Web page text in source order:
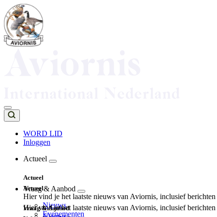
Overslaan
en
naar
de
inhoud
Top
navigation
WORD LID
Inloggen
navigation
Actueel
Actueel
Hier vind je het laatste nieuws van Aviornis, inclusief
Nieuws
Evenementen
Actueel
Hier vind je het laatste nieuws van Aviornis, inclusief
Vraag & Aanbod
Vraag & Aanbod